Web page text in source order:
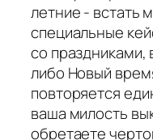
летние - встать
специальные
со праздниками,
либо Новый
повторяется
ваша милость
обретаете